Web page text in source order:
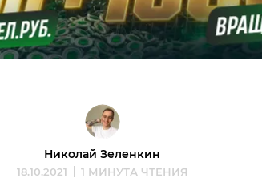
Николай Зеленкин
18.10.2021 1 МИНУТА ЧТЕНИЯ